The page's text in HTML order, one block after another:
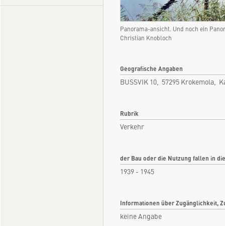
Panorama-ansicht. Und noch ein
Christian Knobloch
Geografische Angaben
BUSSVIK 10, 57295 Krokemola,
Rubrik
Verkehr
der Bau oder die Nutzung fallen in
1939 - 1945
Informationen über Zugänglichkeit,
keine Angabe